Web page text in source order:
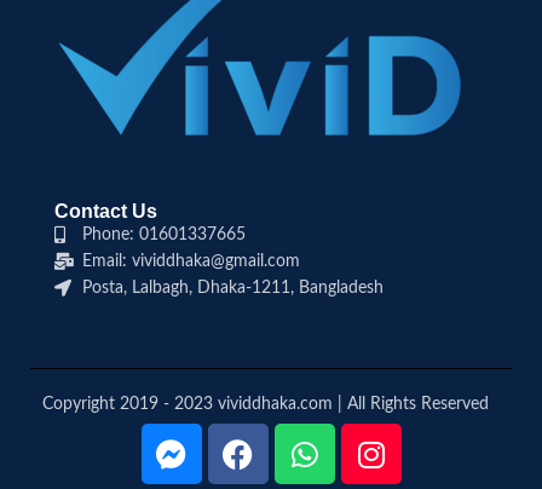
Contact Us
Phone: 01601337665
Email: vividdhaka@gmail.com
Posta, Lalbagh, Dhaka-1211, Bangladesh
Copyright 2019 - 2023 vividdhaka.com | All Rights Reserved